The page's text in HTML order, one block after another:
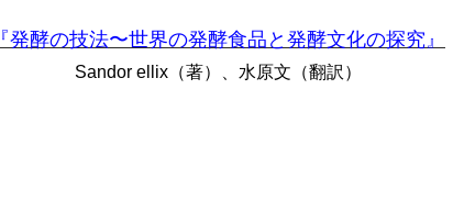
『発酵の技法〜世界の発酵食品と発酵文化の探究』
Sandor ellix（著）、水原文（翻訳）